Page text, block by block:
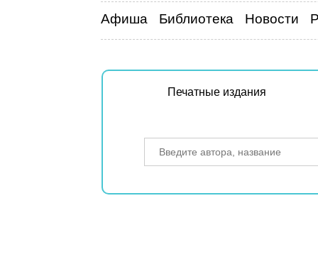
Афиша Библиотека Новости
Печатные издания